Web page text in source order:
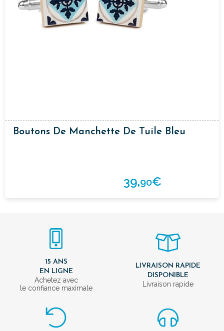
Boutons De Manchette De Tuile Bleu
39,90€
15 ANS
EN LIGNE
Achetez avec
le confiance maximale
LIVRAISON RAPIDE
DISPONIBLE
Livraison rapide